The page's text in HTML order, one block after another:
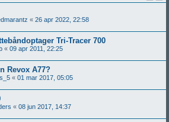
« 26 apr 2022, 22:58
Tri-Tracer 700
« 09 apr 2011, 22:25
Revox A77?
« 01 mar 2017, 05:05
« 08 jun 2017, 14:37